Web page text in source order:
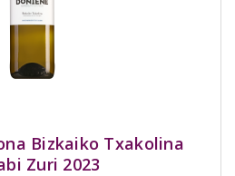
Bizkaiko Txakolina
Zuri 2023